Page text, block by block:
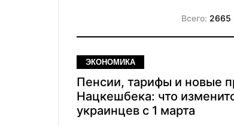
Всего: 2665
ЭКОНОМИКА
Пенсии, тарифы и новые
Нацкешбека: что
украинцев с 1 марта